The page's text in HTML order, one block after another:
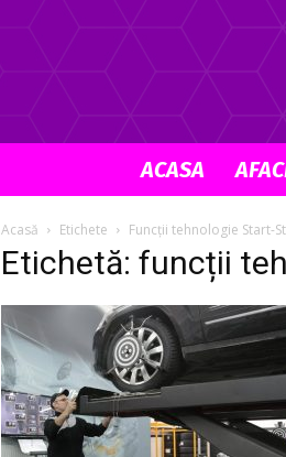
ACASA
Acasă Etichete Funcții tehnologie Start-
Etichetă: funcții